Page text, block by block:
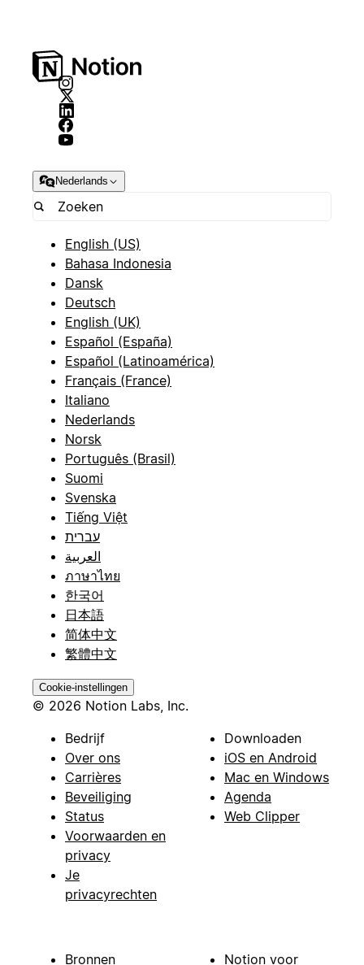
Nederlands
English (US)
Bahasa Indonesia
Dansk
Deutsch
English (UK)
Español (España)
Español (Latinoamérica)
Français (France)
Italiano
Nederlands
Norsk
Português (Brasil)
Suomi
Svenska
Tiếng Việt
עברית
العربية
ภาษาไทย
한국어
日本語
简体中文
繁體中文
Cookie-instellingen
© 2026 Notion Labs, Inc.
Bedrijf
Over ons
Carrières
Beveiliging
Status
Voorwaarden en
privacy
Je
privacyrechten
Downloaden
iOS en Android
Mac en Windows
Agenda
Web Clipper
Bronnen Notion voor